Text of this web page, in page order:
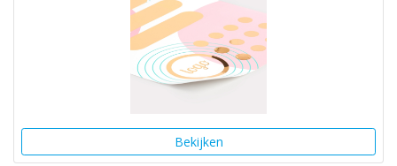
Bekijken